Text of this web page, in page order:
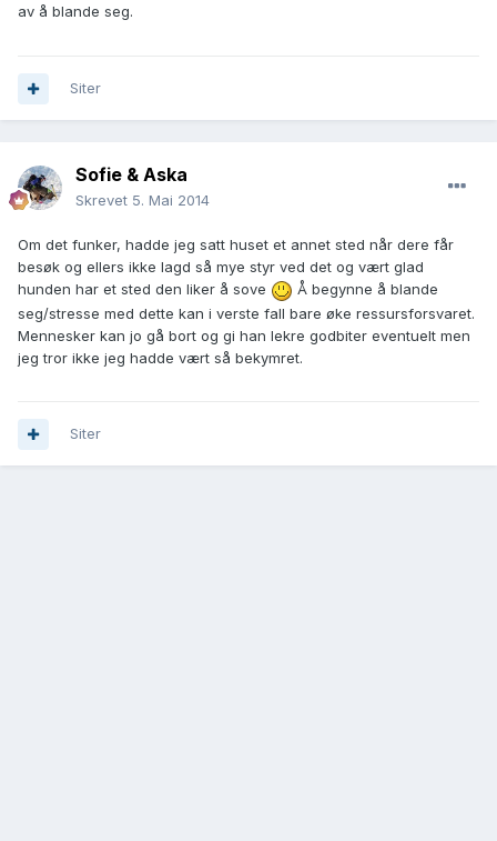
av å blande seg.
Siter
Sofie & Aska
Skrevet 5. Mai 2014
Om det funker, hadde jeg satt huset et annet sted når dere får
besøk og ellers ikke lagd så mye styr ved det og vært glad
hunden har et sted den liker å sove
Å begynne å blande
seg/stresse med dette kan i verste fall bare øke ressursforsvaret.
Mennesker kan jo gå bort og gi han lekre godbiter eventuelt men
jeg tror ikke jeg hadde vært så bekymret.
Siter